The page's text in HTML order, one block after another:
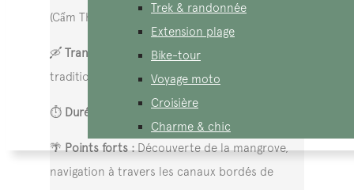
Trek & randonnée
Extension plage
Bike-tour
Voyage moto
Croisière
Charme & chic
(Cẩm Thanh), à 5 km de Hội An.
🛶 Transport :
Balade en bateau-panier
traditionnel vietnamien.
⏱️ Durée : 45 à 60 minutes.
🌴Points forts :Découverte de la mangrove,
navigation à travers les canaux bordés de